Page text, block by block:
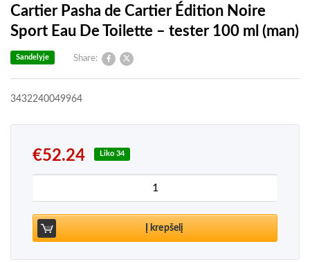
Cartier Pasha de Cartier Édition Noire
Sport Eau De Toilette – tester 100 ml (man)
Share:
Sandelyje
3432240049964
€52.24 Liko 34
produkto kiekis: Cartier Pasha de Cartier Édition
Į krepšelį